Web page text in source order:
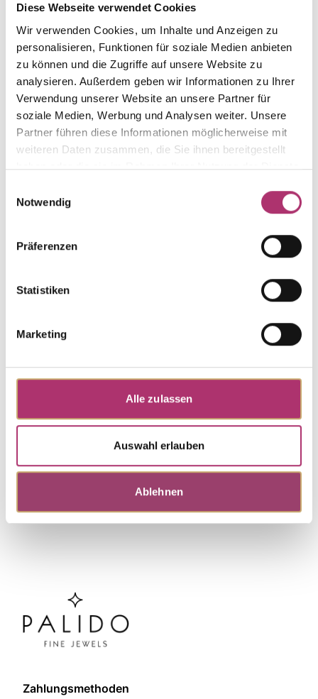
Diese Webseite verwendet Cookies
Wir verwenden Cookies, um Inhalte und Anzeigen zu
personalisieren, Funktionen für soziale Medien anbieten
zu können und die Zugriffe auf unsere Website zu
analysieren. Außerdem geben wir Informationen zu Ihrer
Verwendung unserer Website an unsere Partner für
soziale Medien, Werbung und Analysen weiter. Unsere
Partner führen diese Informationen möglicherweise mit
weiteren Daten zusammen, die Sie ihnen bereitgestellt
haben oder die sie im Rahmen Ihrer Nutzung der Dienste
Notwendig
Präferenzen
Statistiken
Marketing
Alle zulassen
Auswahl erlauben
Ablehnen
white
Diamond
Gem
fc diamond
The matching pieces
from this collection.
Pendant · S5283W
UVP: € 1.603,00
0.05ct H/SI · 44cm
Discover more pieces.
Zahlungsmethoden